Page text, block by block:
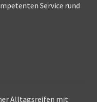
Service rund
Alltagsreifen mit